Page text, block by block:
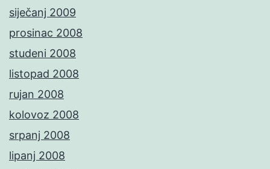
siječanj 2009
prosinac 2008
studeni 2008
listopad 2008
rujan 2008
kolovoz 2008
srpanj 2008
lipanj 2008